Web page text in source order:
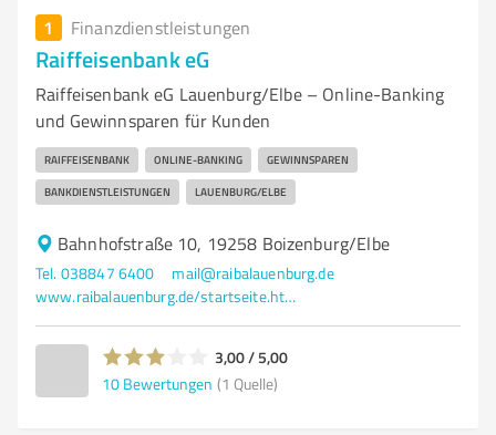
1 Finanzdienstleistungen
Raiffeisenbank eG
Raiffeisenbank eG Lauenburg/Elbe – Online-Banking
und Gewinnsparen für Kunden
RAIFFEISENBANK ONLINE-BANKING GEWINNSPAREN
BANKDIENSTLEISTUNGEN LAUENBURG/ELBE
Bahnhofstraße 10, 19258 Boizenburg/Elbe
Tel. 038847 6400
mail@raibalauenburg.de
www.raibalauenburg.de/startseite.html
3,00 / 5,00
10 Bewertungen (1 Quelle)